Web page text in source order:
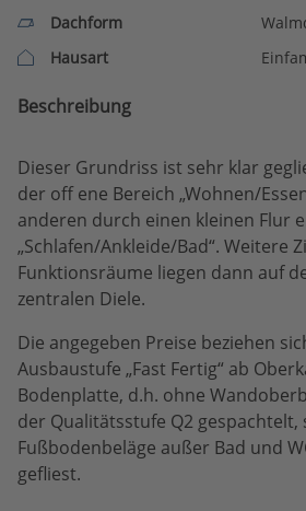
Dachform
Hausart
Beschreibung
Dieser Grundriss ist sehr klar
der off ene Bereich „Wohnen/
anderen durch einen kleinen Flur
„Schlafen/Ankleide/Bad“. Weitere
Funktionsräume liegen dann auf
zentralen Diele.
Die angegeben Preise beziehen
Ausbaustufe „Fast Fertig“ ab
Bodenplatte, d.h. ohne
der Qualitätsstufe Q2 gespachtelt,
Fußbodenbeläge außer Bad und
gefliest.